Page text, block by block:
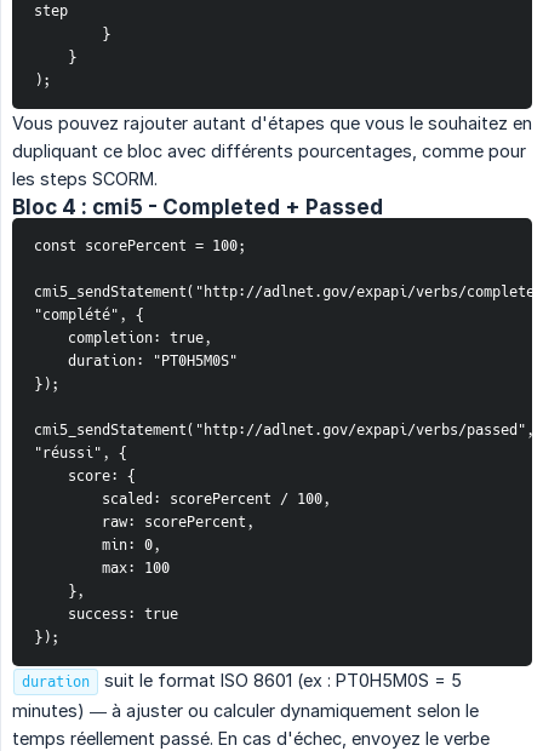
step
}
}
);
Vous pouvez rajouter autant d'étapes que vous le souhaitez en
dupliquant ce bloc avec différents pourcentages, comme pour
les steps SCORM.
Bloc 4 : cmi5 - Completed + Passed
const scorePercent = 100;
cmi5_sendStatement("http://adlnet.gov/expapi/verbs/
"complété", {
completion: true,
duration: "PT0H5M0S"
});
cmi5_sendStatement("http://adlnet.gov/expapi/verbs/passed",
"réussi", {
score: {
scaled: scorePercent / 100,
raw: scorePercent,
min: 0,
max: 100
},
success: true
});
duration
suit le format ISO 8601 (ex : PT0H5M0S = 5
minutes) — à ajuster ou calculer dynamiquement selon le
temps réellement passé. En cas d'échec, envoyez le verbe